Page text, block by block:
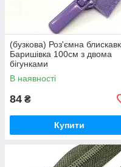
(бузкова) Роз'ємна
Баришівка 100см з двома
бігунками
В наявності
84 ₴
Купити